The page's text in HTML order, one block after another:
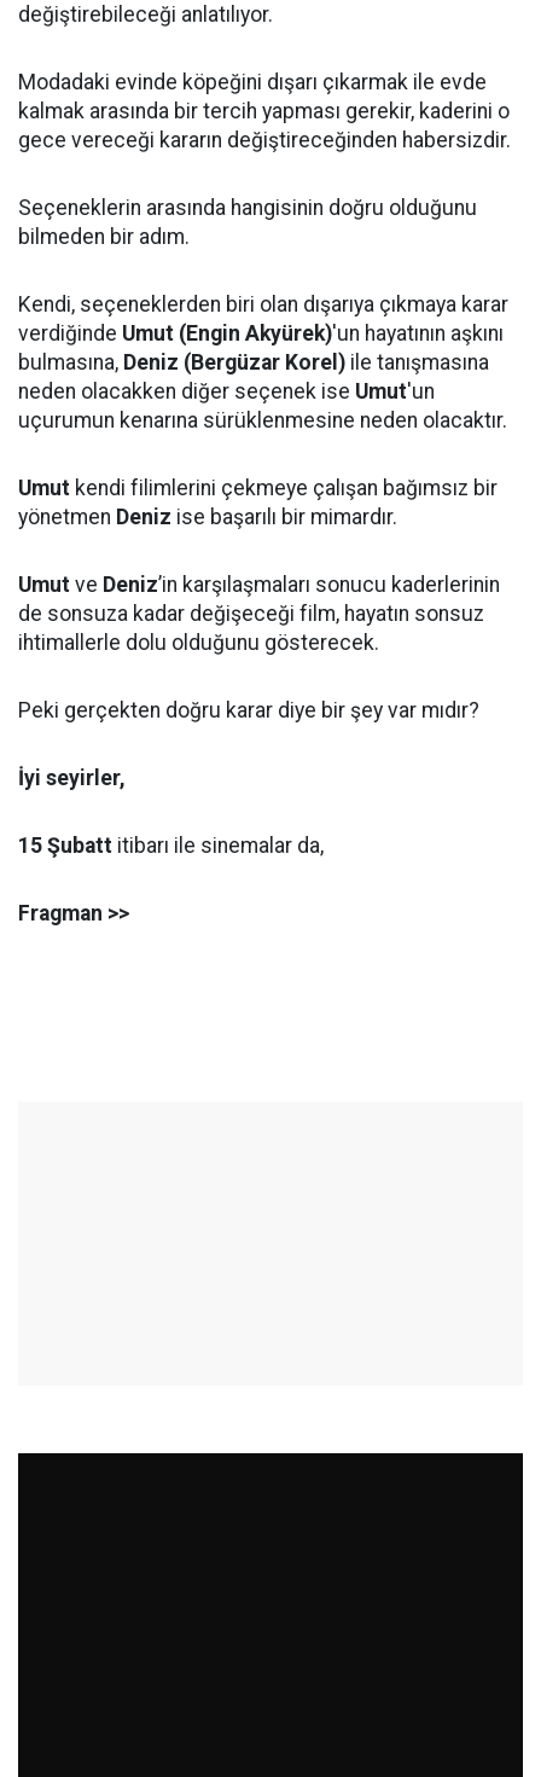
değiştirebileceği anlatılıyor.
Modadaki evinde köpeğini dışarı çıkarmak ile evde
kalmak arasında bir tercih yapması gerekir, kaderini o
gece vereceği kararın değiştireceğinden habersizdir.
Seçeneklerin arasında hangisinin doğru olduğunu
bilmeden bir adım.
Kendi, seçeneklerden biri olan dışarıya çıkmaya karar
verdiğinde Umut (Engin Akyürek)'un hayatının aşkını
bulmasına, Deniz (Bergüzar Korel) ile tanışmasına
neden olacakken diğer seçenek ise Umut'un
uçurumun kenarına sürüklenmesine neden olacaktır.
Umut kendi filimlerini çekmeye çalışan bağımsız bir
yönetmen Deniz ise başarılı bir mimardır.
Umut ve Deniz’in karşılaşmaları sonucu kaderlerinin
de sonsuza kadar değişeceği film, hayatın sonsuz
ihtimallerle dolu olduğunu gösterecek.
Peki gerçekten doğru karar diye bir şey var mıdır?
İyi seyirler,
15 Şubatt itibarı ile sinemalar da,
Fragman >>